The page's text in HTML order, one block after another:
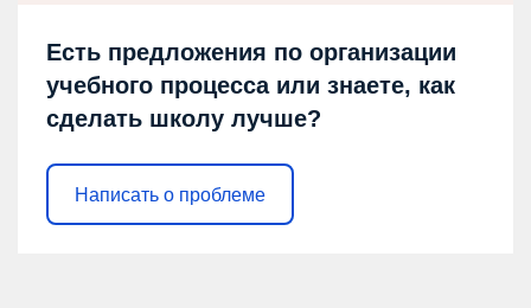
Есть предложения по организации
учебного процесса или знаете, как
сделать школу лучше?
Написать о проблеме